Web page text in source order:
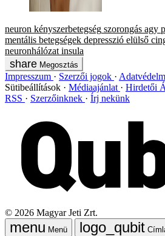
neuron kényszerbetegség szorongás agy
mentális betegségek depresszió elülső
neuronhálózat insula
Megosztás
Impresszum Szerzői jogok
Sütibeállítások
Médiaajánlat Hirdetői
RSS
Szerzőinknek Írj nekünk
© 2026 Magyar Jeti Zrt.
Menü